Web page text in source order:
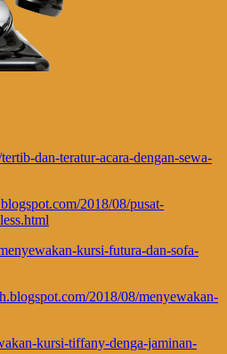
dan-teratur-acara-dengan-sewa-
2018/08/pusat-
kursi-futura-dan-sofa-
2018/08/menyewakan-
kursi-tiffany-denga-jaminan-